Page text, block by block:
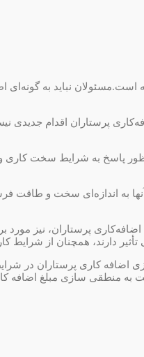
نباید به گونه‌ای
پاسخ به شرایط سخت کاری
خارج از ۱۴۴ ساعت کاری پرستاران است و
اضافه‌کاری پرستاران، نیز
دارند، همچنان از شرایط
پایین و حدود ۲۴هزارتومان است بنابراین
به منطقی سازی مبلغ اضافه